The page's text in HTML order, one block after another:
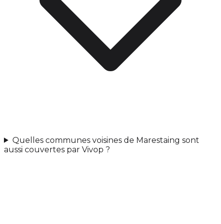
Quelles communes voisines de Marestaing sont
aussi couvertes par Vivop ?